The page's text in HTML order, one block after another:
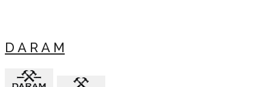
D A R A M